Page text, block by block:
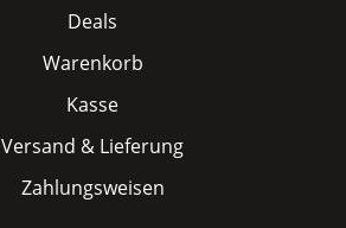
Deals
Warenkorb
Kasse
Versand & Lieferung
Zahlungsweisen